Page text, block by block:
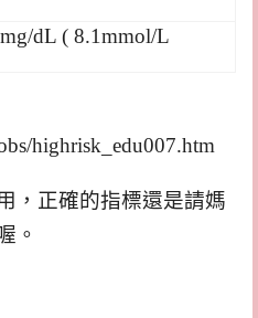
dL ( 8.1mmol/L
highrisk_edu007.htm
，正確的指標還是請媽
。